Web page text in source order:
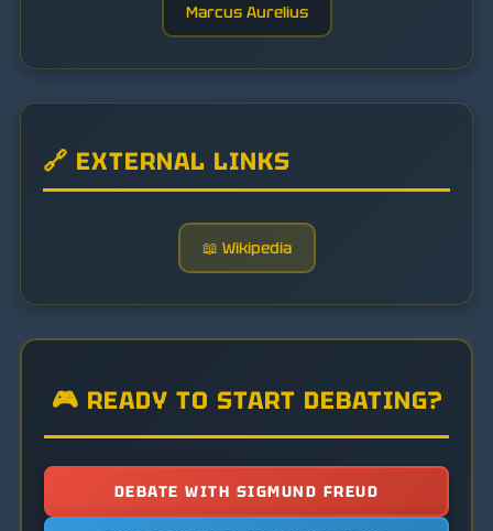
Marcus Aurelius
🔗 EXTERNAL LINKS
📖 Wikipedia
🎮 READY TO START DEBATING?
DEBATE WITH SIGMUND FREUD